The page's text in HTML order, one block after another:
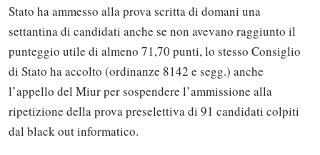
Stato ha ammesso alla prova scritta di domani una
settantina di candidati anche se non avevano raggiunto il
punteggio utile di almeno 71,70 punti, lo stesso Consiglio
di Stato ha accolto (ordinanze 8142 e segg.) anche
l’appello del Miur per sospendere l’ammissione alla
ripetizione della prova preselettiva di 91 candidati colpiti
dal black out informatico.